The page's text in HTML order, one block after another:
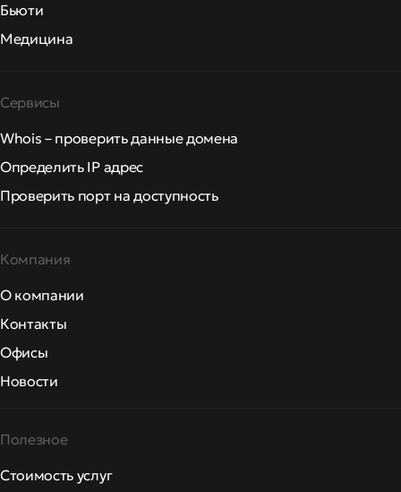
Бьюти
Медицина
Сервисы
Whois – проверить данные домена
Определить IP адрес
Проверить порт на доступность
Компания
О компании
Контакты
Офисы
Новости
Полезное
Стоимость услуг